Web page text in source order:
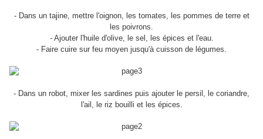
- Dans un tajine, mettre l'oignon, les tomates, les pommes de terre et
les poivrons.
- Ajouter l'huile d'olive, le sel, les épices et l'eau.
- Faire cuire sur feu moyen jusqu'à cuisson de légumes.
- Dans un robot, mixer les sardines puis ajouter le persil, le coriandre,
l'ail, le riz bouilli et les épices.